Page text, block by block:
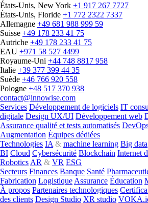
États-Unis, New York +1 917 267 7727
États-Unis, Floride +1 772 2322 7337
Allemagne +49 681 988 999 59
Suisse +49 178 233 41 75
Autriche +49 178 233 41 75
EAU +971 58 527 4499
Royaume-Uni +44 748 8817 958
Italie +39 377 399 44 35
Suède +46 766 920 558
Pologne +48 517 370 938
contact@innowise.com
Services Développement de logiciels IT
digitale Design UX/UI Développement web
Assurance qualité et tests automatisés
Augmentation Équipes dédiées
Technologies IA & machine learning Big data
BI Cloud Cybersécurité Blockchain Internet
Robotics AR & VR ESG
Secteurs Finances Banque Santé
Fabrication Logistique Assurance Éducation
À propos Partenaires technologiques
des clients Design Studio XR studio